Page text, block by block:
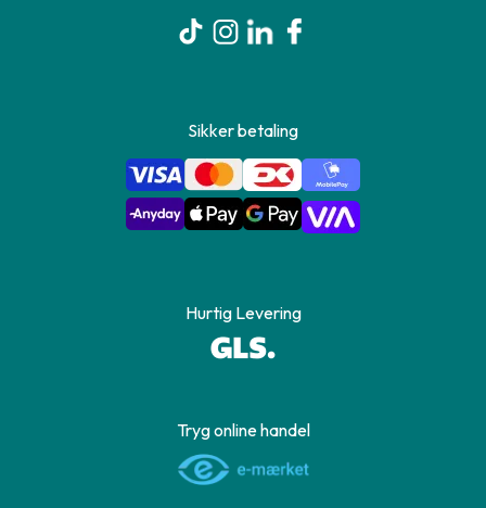
Sikker betaling
Hurtig Levering
Tryg online handel